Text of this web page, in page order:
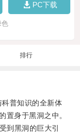
PC下载
色
排行
普知识的全新体
置身于黑洞之中。
黑洞的巨大引